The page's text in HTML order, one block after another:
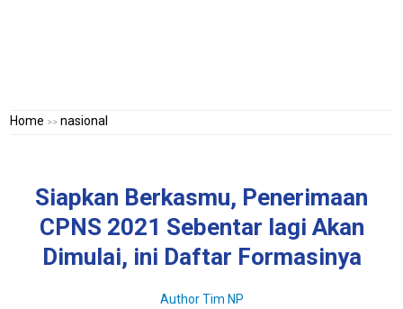
Home >>nasional
Siapkan Berkasmu, Penerimaan
CPNS 2021 Sebentar lagi Akan
Dimulai, ini Daftar Formasinya
AuthorTim NP